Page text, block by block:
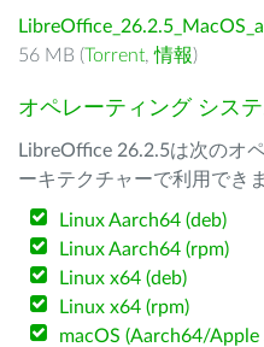
56 MB (Torrent,情報)
オペレーティング シス
LibreOffice 26.2.5は次のオ
ーキテクチャーで利用でき
Linux Aarch64 (deb)
Linux Aarch64 (rpm)
Linux x64 (deb)
Linux x64 (rpm)
macOS (Aarch64/Apple